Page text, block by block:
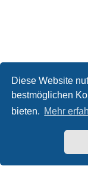
Diese Website
bestmöglichen
bieten. Mehr